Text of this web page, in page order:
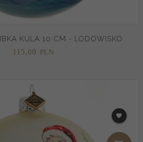
KULA 10 CM - LODOWISKO
115,00 PLN